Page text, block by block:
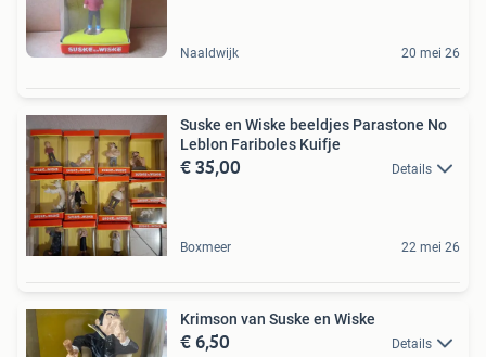
Naaldwijk 20 mei 26
Suske en Wiske beeldjes Parastone No
Leblon Fariboles Kuifje
€ 35,00 Details
Boxmeer 22 mei 26
Krimson van Suske en Wiske
€ 6,50 Details